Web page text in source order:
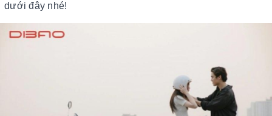
dưới đây nhé!